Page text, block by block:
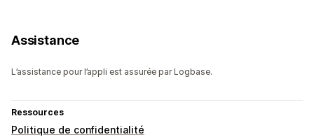
Assistance
L’assistance pour l’appli est assurée par Logbase.
Ressources
Politique de confidentialité